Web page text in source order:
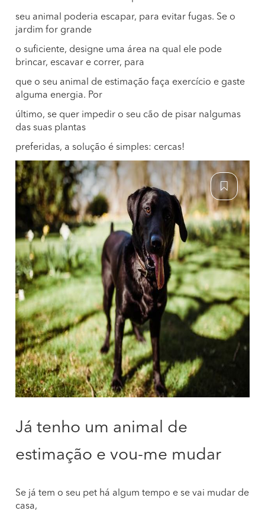
seu animal poderia escapar, para evitar fugas. Se o
jardim for grande
o suficiente, designe uma área na qual ele pode
brincar, escavar e correr, para
que o seu animal de estimação faça exercício e gaste
alguma energia. Por
último, se quer impedir o seu cão de pisar nalgumas
das suas plantas
preferidas, a solução é simples: cercas!
Já tenho um animal de
estimação e vou-me mudar
Se já tem o seu pet há algum tempo e se vai mudar de
casa,